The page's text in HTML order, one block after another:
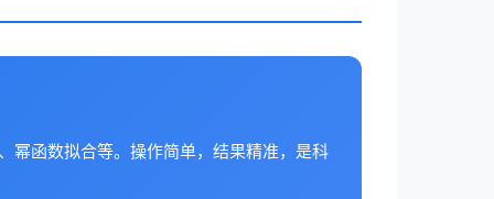
幂函数拟合等。操作简单，结果精准，是科